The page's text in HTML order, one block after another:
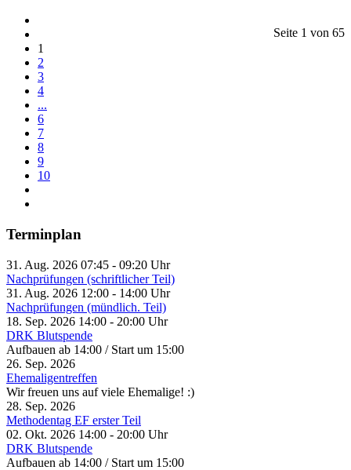
Seite 1 von 65
1
2
3
4
...
6
7
8
9
10
Terminplan
31. Aug. 2026 07:45 - 09:20 Uhr
Nachprüfungen (schriftlicher Teil)
31. Aug. 2026 12:00 - 14:00 Uhr
Nachprüfungen (mündlich. Teil)
18. Sep. 2026 14:00 - 20:00 Uhr
DRK Blutspende
Aufbauen ab 14:00 / Start um 15:00
26. Sep. 2026
Ehemaligentreffen
Wir freuen uns auf viele Ehemalige! :)
28. Sep. 2026
Methodentag EF erster Teil
02. Okt. 2026 14:00 - 20:00 Uhr
DRK Blutspende
Aufbauen ab 14:00 / Start um 15:00